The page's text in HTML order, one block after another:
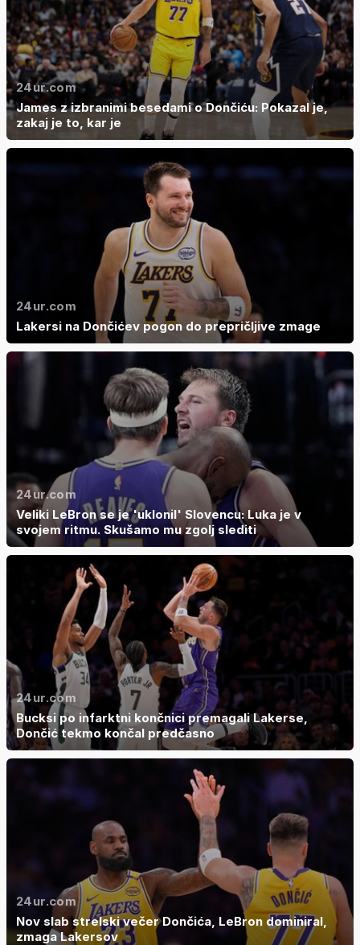
24ur.com
James z izbranimi besedami o Dončiću: Pokazal je,
zakaj je to, kar je
24ur.com
Lakersi na Dončićev pogon do prepričljive zmage
24ur.com
Veliki LeBron se je 'uklonil' Slovencu: Luka je v
svojem ritmu. Skušamo mu zgolj slediti
24ur.com
Bucksi po infarktni končnici premagali Lakerse,
Dončić tekmo končal predčasno
24ur.com
Nov slab strelski večer Dončića, LeBron dominiral,
zmaga Lakersov